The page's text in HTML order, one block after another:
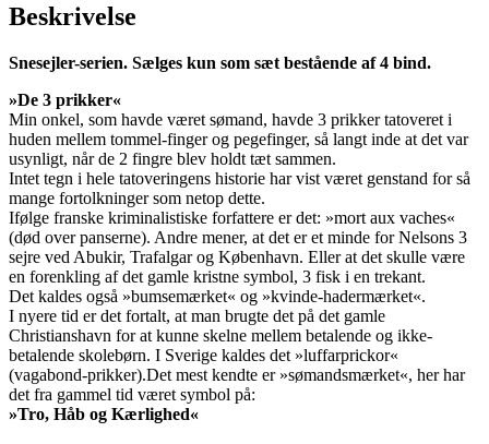
Beskrivelse
Snesejler-serien. Sælges kun som sæt bestående af 4 bind.
»De 3 prikker«
Min onkel, som havde været sømand, havde 3 prikker tatoveret i
huden mellem tommel-finger og pegefinger, så langt inde at det var
usynligt, når de 2 fingre blev holdt tæt sammen.
Intet tegn i hele tatoveringens historie har vist været genstand for så
mange fortolkninger som netop dette.
Ifølge franske kriminalistiske forfattere er det: »mort aux vaches«
(død over panserne). Andre mener, at det er et minde for Nelsons 3
sejre ved Abukir, Trafalgar og København. Eller at det skulle være
en forenkling af det gamle kristne symbol, 3 fisk i en trekant.
Det kaldes også »bumsemærket« og »kvinde-hadermærket«.
I nyere tid er det fortalt, at man brugte det på det gamle
Christianshavn for at kunne skelne mellem betalende og ikke-
betalende skolebørn. I Sverige kaldes det »luffarprickor«
(vagabond-prikker).Det mest kendte er »sømandsmærket«, her har
det fra gammel tid været symbol på:
»Tro, Håb og Kærlighed«